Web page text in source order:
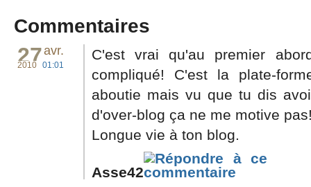
Commentaires
27avr.
2010 01:01
C'est vrai qu'au premier
compliqué! C'est la plate-
aboutie mais vu que tu dis
d'over-blog ça ne me motive
Longue vie à ton blog.
Asse42